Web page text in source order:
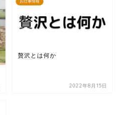
お仕事情報
贅沢とは何か
2022年8月15日